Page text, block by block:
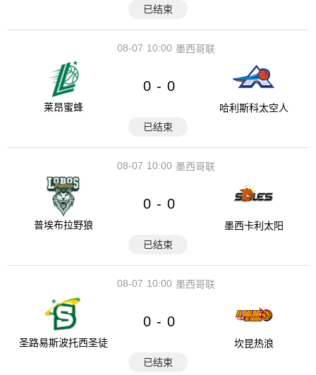
已结束
10:00
08-07 墨西哥联
莱昂蜜蜂
0 - 0
哈利斯科太空人
已结束
10:00
08-07 墨西哥联
普埃布拉野狼
0 - 0
墨西卡利太阳
已结束
10:00
08-07 墨西哥联
圣路易斯波托西圣徒
0 - 0
坎昆热浪
已结束